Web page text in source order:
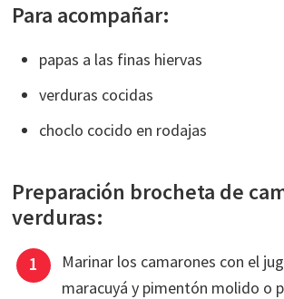
Para acompañar:
papas a las finas hiervas
verduras cocidas
choclo cocido en rodajas
Preparación brocheta de
verduras:
Marinar los camarones con el
maracuyá y pimentón molido o